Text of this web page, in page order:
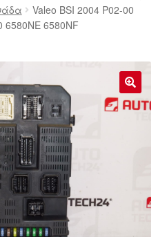
Valeo BSI 2004 P02-00
6580NE 6580NF
🔍